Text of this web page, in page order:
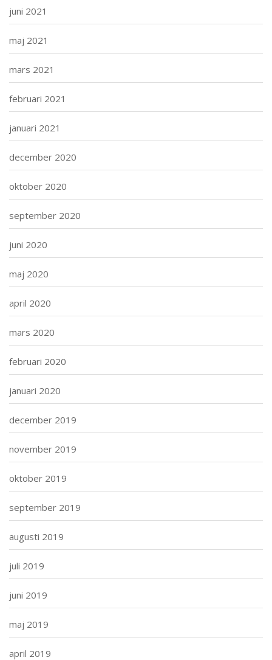
juni 2021
maj 2021
mars 2021
februari 2021
januari 2021
december 2020
oktober 2020
september 2020
juni 2020
maj 2020
april 2020
mars 2020
februari 2020
januari 2020
december 2019
november 2019
oktober 2019
september 2019
augusti 2019
juli 2019
juni 2019
maj 2019
april 2019